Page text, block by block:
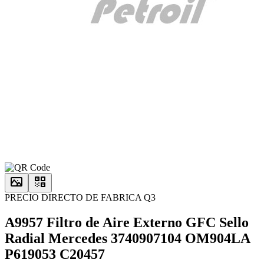
PRECIO DIRECTO DE FABRICA Q3
A9957 Filtro de Aire Externo GFC Sello
Radial Mercedes 3740907104 OM904LA
P619053 C20457